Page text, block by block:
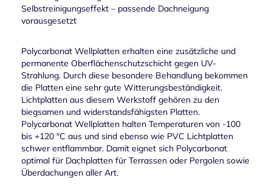
Selbstreinigungseffekt – passende Dachneigung
vorausgesetzt
Polycarbonat Wellplatten erhalten eine zusätzliche und
permanente Oberflächenschutzschicht gegen UV-
Strahlung. Durch diese besondere Behandlung bekommen
die Platten eine sehr gute Witterungsbeständigkeit.
Lichtplatten aus diesem Werkstoff gehören zu den
biegsamen und widerstandsfähigsten Platten.
Polycarbonat Wellplatten halten Temperaturen von -100
bis +120 °C aus und sind ebenso wie PVC Lichtplatten
schwer entflammbar. Damit eignet sich Polycarbonat
optimal für Dachplatten für Terrassen oder Pergolen sowie
Überdachungen aller Art.